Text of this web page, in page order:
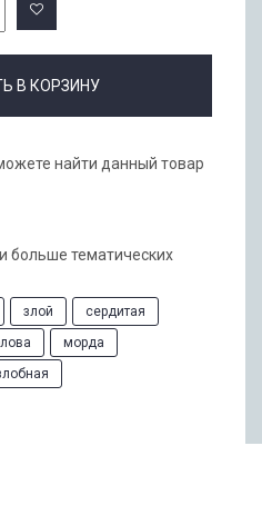
В КОРЗИНУ
найти данный товар
больше тематических
злой
сердитая
морда